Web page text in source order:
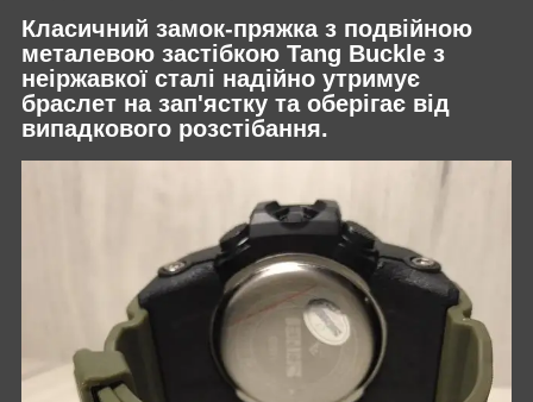
Класичний замок-пряжка з подвійною
металевою застібкою Tang Buckle з
неіржавкої сталі надійно утримує
браслет на зап'ястку та оберігає від
випадкового розстібання.